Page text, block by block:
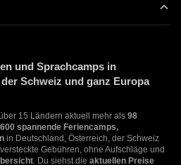
und Sprachcamps in
Schweiz und ganz Europa
15 Ländern aktuell mehr als 98
600 spannende Feriencamps,
in Deutschland, Österreich, der Schweiz
Gebühren, ohne Aufschläge und
. Du siehst die aktuellen Preise